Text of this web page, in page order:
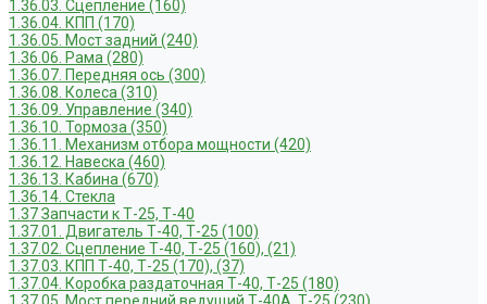
1.36.03. Сцепление (160)
1.36.04. КПП (170)
1.36.05. Мост задний (240)
1.36.06. Рама (280)
1.36.07. Передняя ось (300)
1.36.08. Колеса (310)
1.36.09. Управление (340)
1.36.10. Тормоза (350)
1.36.11. Механизм отбора мощности (420)
1.36.12. Навеска (460)
1.36.13. Кабина (670)
1.36.14. Стекла
1.37 Запчасти к Т-25, Т-40
1.37.01. Двигатель Т-40, Т-25 (100)
1.37.02. Сцепление Т-40, Т-25 (160), (21)
1.37.03. КПП Т-40, Т-25 (170), (37)
1.37.04. Коробка раздаточная Т-40, Т-25 (180)